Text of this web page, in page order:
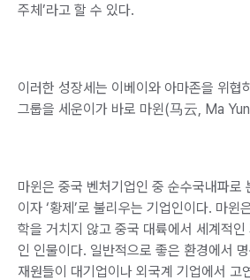
주체’라고 할 수 있다.
이러한 성장세는 이베이와 아마존을 위협
그룹을 세운이가 바로 마윈(马云, Ma
마윈은 중국 벤처기업인 중 순수국내파로
이자 ‘황제’로 불리우는 기업인이다. 마윈
학을 거치지 않고 중국 대륙에서 세계적인
인 인물이다. 일반적으로 좋은 환경에서
재원들이 대기업이나 외국계 기업에서 고